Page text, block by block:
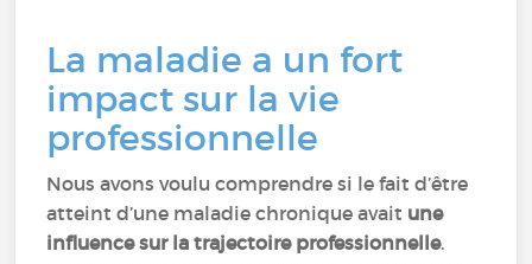
La maladie a un fort
impact sur la vie
professionnelle
Nous avons voulu comprendre si le fait d’être
atteint d’une maladie chronique avait une
influence sur la trajectoire professionnelle.